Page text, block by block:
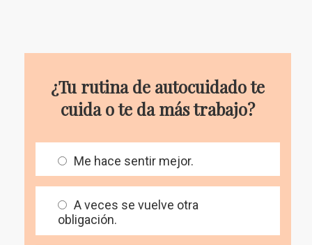
¿Tu rutina de autocuidado te
cuida o te da más trabajo?
Me hace sentir mejor.
A veces se vuelve otra
obligación.